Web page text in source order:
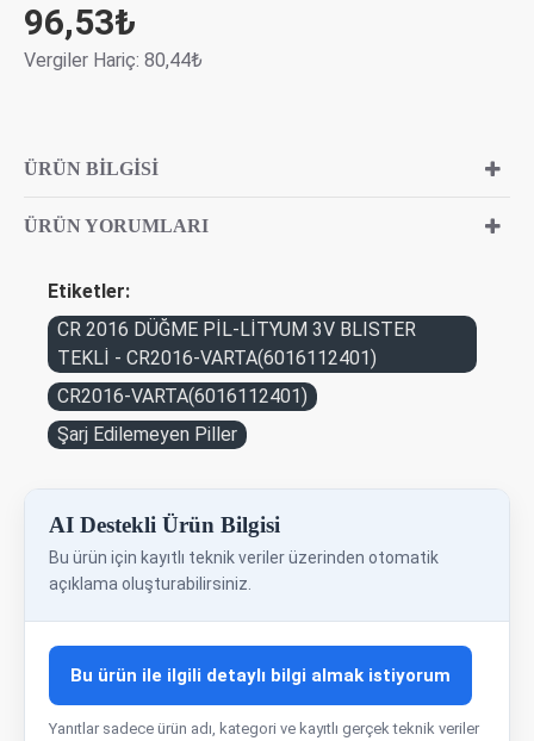
96,53₺
Vergiler Hariç: 80,44₺
ÜRÜN BILGISI
ÜRÜN YORUMLARI
Etiketler:
CR 2016 DÜĞME PİL-LİTYUM 3V BLISTER
TEKLİ - CR2016-VARTA(6016112401)
CR2016-VARTA(6016112401)
Şarj Edilemeyen Piller
AI Destekli Ürün Bilgisi
Bu ürün için kayıtlı teknik veriler üzerinden otomatik
açıklama oluşturabilirsiniz.
Bu ürün ile ilgili detaylı bilgi almak istiyorum
Yanıtlar sadece ürün adı, kategori ve kayıtlı gerçek teknik veriler